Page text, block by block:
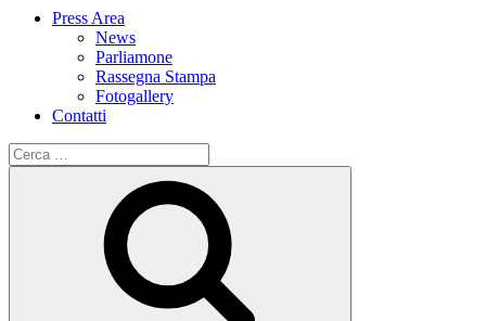
Press Area
News
Parliamone
Rassegna Stampa
Fotogallery
Contatti
Cerca: